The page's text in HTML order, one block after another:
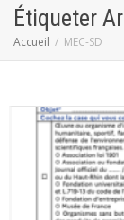
Étiqueter
Accueil MEC-SD